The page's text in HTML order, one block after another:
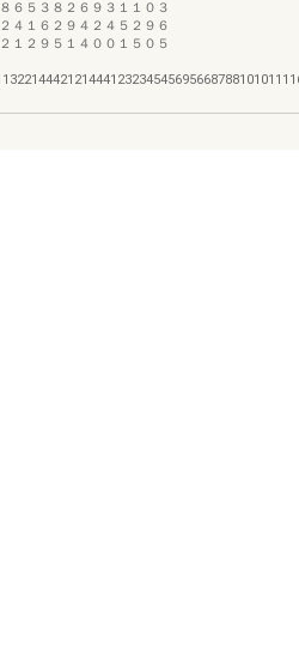
６５３８２６９３１１０３
４１６２９４２４５２９６
１２９５１４００１５０５